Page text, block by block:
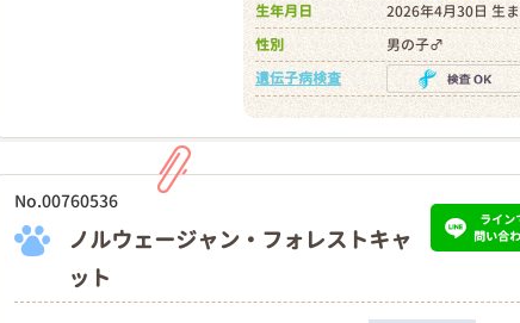
生年月日
2026年4月30日 生
性別
男の子♂
遺伝子病検査
No.00760536
ノルウェージャン・フォレストキャ
ット
ライン
問い合